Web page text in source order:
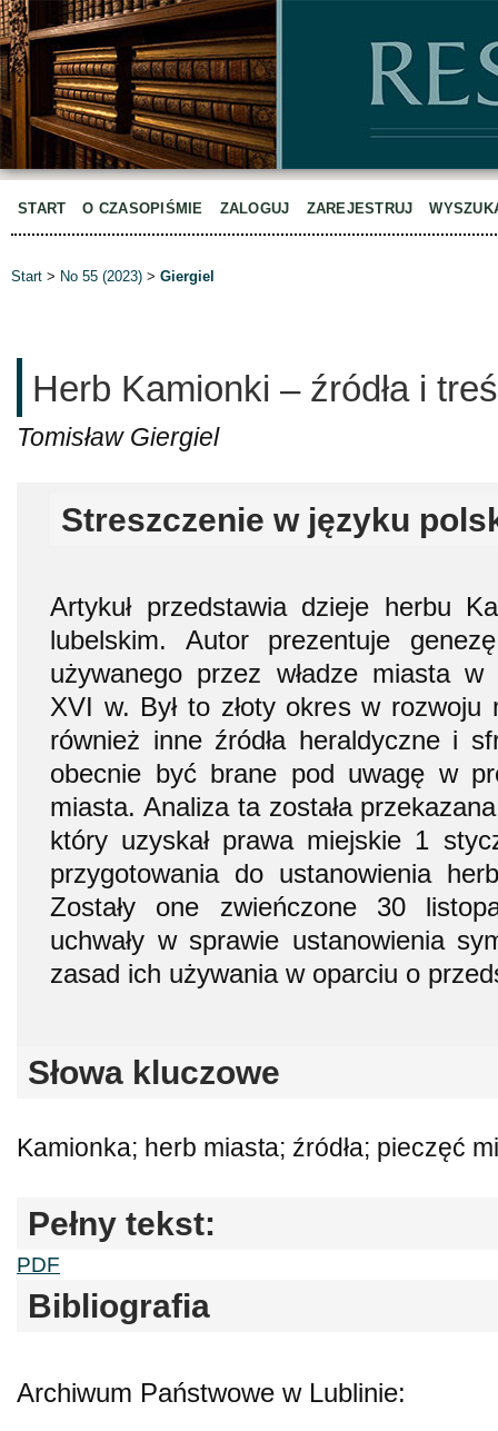
START O CZASOPIŚMIE ZALOGUJ ZAREJESTRUJ
Start > No 55 (2023) > Giergiel
Herb Kamionki – źródła i
Tomisław Giergiel
Streszczenie w języku
Artykuł przedstawia dzieje herbu
lubelskim. Autor prezentuje
używanego przez władze miasta w
XVI w. Był to złoty okres w rozwoju
również inne źródła heraldyczne i
obecnie być brane pod uwagę w
miasta. Analiza ta została
który uzyskał prawa miejskie 1
przygotowania do ustanowienia
Zostały one zwieńczone 30
uchwały w sprawie ustanowienia
zasad ich używania w oparciu o
Słowa kluczowe
Kamionka; herb miasta; źródła; pieczęć
Pełny tekst:
PDF
Bibliografia
Archiwum Państwowe w Lublinie: